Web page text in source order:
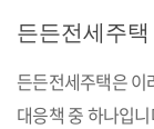
든든전세주택
든든전세주택은 이
대응책 중 하나입